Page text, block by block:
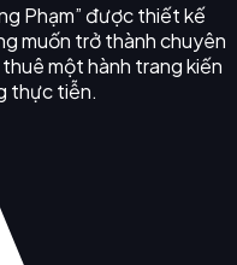
Phạm” được thiết kế
muốn trở thành chuyên
một hành trang kiến
thực tiễn.